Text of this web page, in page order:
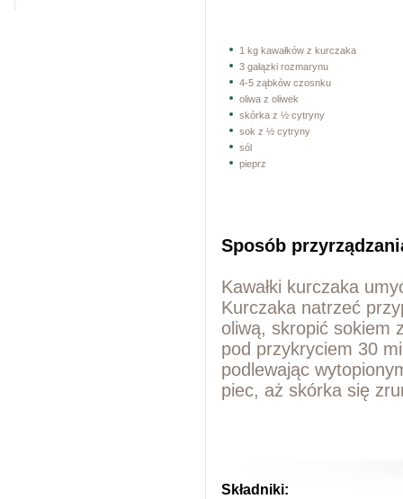
1 kg kawałków z kurczaka
3 gałązki rozmarynu
4-5 ząbków czosnku
oliwa z oliwek
skórka z ½ cytryny
sok z ½ cytryny
sól
pieprz
Sposób
Kawałki kurczaka
Kurczaka natrzeć
oliwą, skropić sokiem
pod przykryciem 30
podlewając
piec, aż skórka się
Składniki: